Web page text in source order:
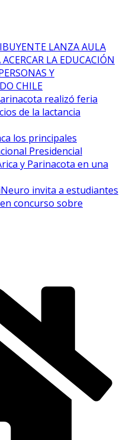
LANZA AULA
LA EDUCACIÓN
Y
CHILE
realizó feria
de la lactancia
los principales
Presidencial
y Parinacota en una
invita a estudiantes
concurso sobre